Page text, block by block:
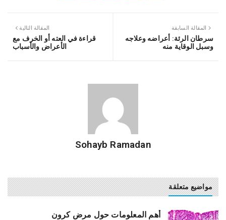
المقالة السابقة
سرطان الرئة: أعراضه وعلاجه
وسبل الوقاية منه
المقالة التالية
قراءة في العته أو الخرف مع
الأعراض والأسباب
Sohayb Ramadan
مواضيع متعلقة
أهم المعلومات حول مرض كرون